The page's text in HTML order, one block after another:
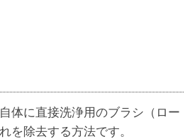
体に直接洗浄用のブラシ（ロー
を除去する方法です。